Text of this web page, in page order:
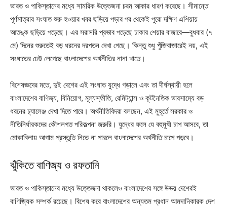
ভারত ও পাকিস্তানের মধ্যে সামরিক উত্তেজনা চরম আকার ধারণ করেছে। সীমান্তে
পূর্ণমাত্রার সংঘাত শুরু হওয়ার খবর ছড়িয়ে পড়ার পর থেকেই পুরো দক্ষিণ এশিয়ায়
আতঙ্ক ছড়িয়ে পড়েছে। এর সরাসরি প্রভাব পড়েছে ঢাকার শেয়ার বাজারে—বুধবার (৭
মে) দিনের শুরুতেই বড় ধরনের দরপতন দেখা গেছে। কিন্তু শুধু পুঁজিবাজারেই নয়, এই
সংঘাতের ঢেউ লেগেছে বাংলাদেশের অর্থনীতির নানা খাতে।
বিশেষজ্ঞদের মতে, দুই দেশের এই সংঘাত যুদ্ধে গড়ালে এবং তা দীর্ঘস্থায়ী হলে
বাংলাদেশের বাণিজ্য, বিনিয়োগ, মূল্যস্ফীতি, রেমিট্যান্স ও কূটনৈতিক ভারসাম্যে বড়
ধরনের চ্যালেঞ্জ দেখা দিতে পারে। অর্থনীতিবিদরা বলছেন, এই মুহূর্তে সরকার ও
নীতিনির্ধারকদের কৌশলগত পরিকল্পনা জরুরি। যুদ্ধের ফলে যে বহুমুখী চাপ আসবে, তা
মোকাবিলায় আগাম প্রস্তুতি নিতে না পারলে বাংলাদেশের অর্থনীতি চাপে পড়বে।
ঝুঁকিতে বাণিজ্য ও রফতানি
ভারত ও পাকিস্তানের মধ্যে উত্তেজনা থাকলেও বাংলাদেশের সঙ্গে উভয় দেশেরই
বাণিজ্যিক সম্পর্ক রয়েছে। বিশেষ করে বাংলাদেশের অন্যতম প্রধান আমদানিকারক দেশ